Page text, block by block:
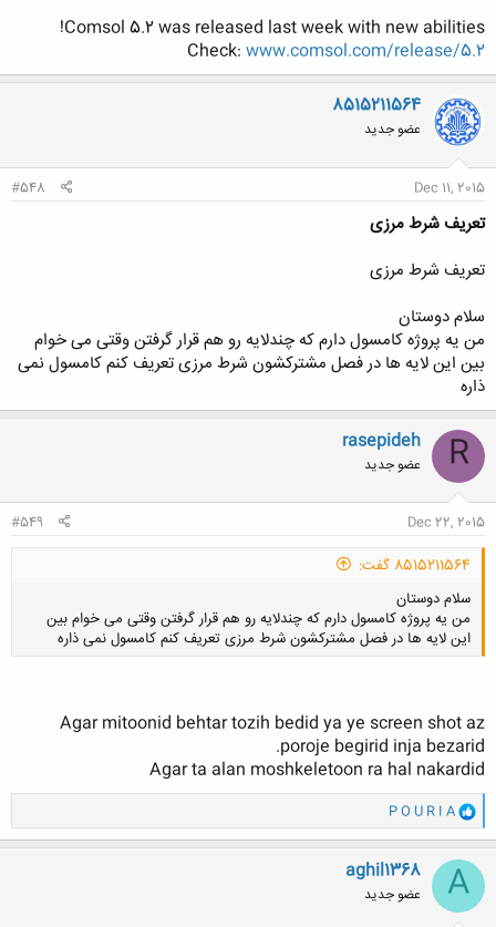
Comsol 5.2 was released last week with new abilities!
Check: www.comsol.com/release/5.2
8515211564
عضو جدید
Dec 11, 2015
#548
تعریف شرط مرزی
تعریف شرط مرزی
سلام دوستان
من یه پروژه کامسول دارم که چندلایه رو هم قرار گرفتن وقتی می خوام
بین این لایه ها در فصل مشترکشون شرط مرزی تعریف کنم کامسول نمی
ذاره
R
rasepideh
عضو جدید
Dec 22, 2015
#549
8515211564 گفت:
سلام دوستان
من یه پروژه کامسول دارم که چندلایه رو هم قرار گرفتن وقتی می خوام بین
این لایه ها در فصل مشترکشون شرط مرزی تعریف کنم کامسول نمی ذاره
کلیک کنید تا باز شود...
Agar mitoonid behtar tozih bedid ya ye screen shot az
poroje begirid inja bezarid.
Agar ta alan moshkeletoon ra hal nakardid
و
ا
ک
ن
ش
ه
ا
P O U R I A
A
aghil1368
عضو جدید